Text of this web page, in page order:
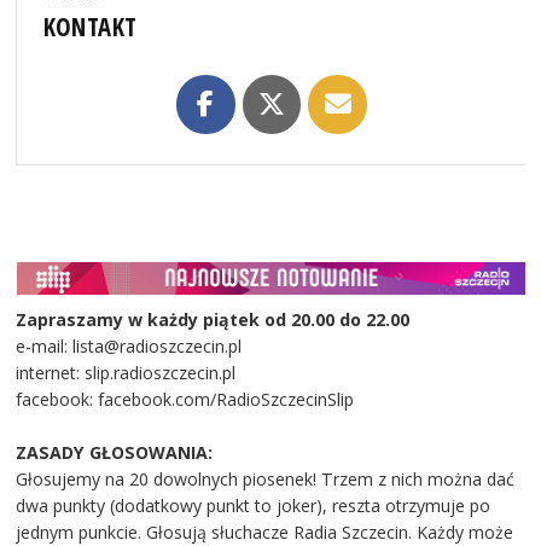
KONTAKT
Zapraszamy w każdy piątek od 20.00 do 22.00
e-mail: lista@radioszczecin.pl
internet: slip.radioszczecin.pl
facebook: facebook.com/RadioSzczecinSlip
ZASADY GŁOSOWANIA:
Głosujemy na 20 dowolnych piosenek! Trzem z nich można dać
dwa punkty (dodatkowy punkt to joker), reszta otrzymuje po
jednym punkcie. Głosują słuchacze Radia Szczecin. Każdy może